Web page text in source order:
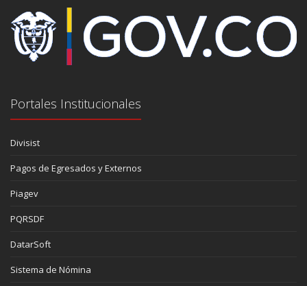
Portales Institucionales
Divisist
Pagos de Egresados y Externos
Piagev
PQRSDF
DatarSoft
Sistema de Nómina